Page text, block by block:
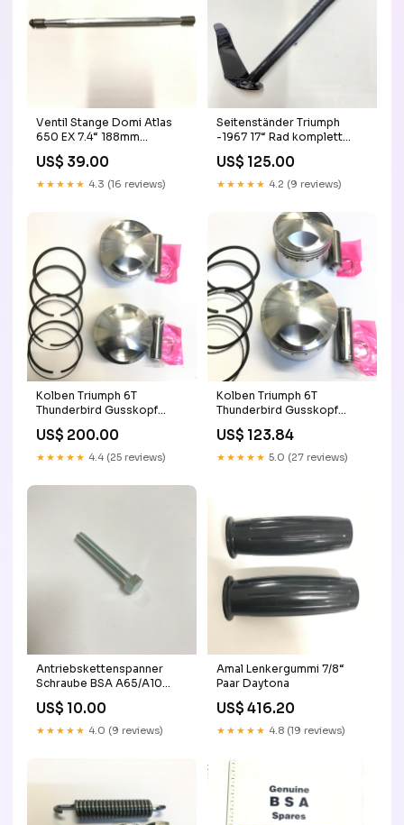
Ventil Stange Domi Atlas
650 EX 7.4“ 188mm
US$ 39.00
★★★★★ 4.3 (16 reviews)
Seitenständer Triumph
-1967 17“ Rad komplett
US$ 125.00
★★★★★ 4.2 (9 reviews)
Kolben Triumph 6T
Thunderbird Gusskopf
US$ 200.00
★★★★★ 4.4 (25 reviews)
Kolben Triumph 6T
Thunderbird Gusskopf
US$ 123.84
★★★★★ 5.0 (27 reviews)
Antriebskettenspanner
Schraube BSA A65/A10
US$ 10.00
★★★★★ 4.0 (9 reviews)
Amal Lenkergummi 7/8“
Paar Daytona
US$ 416.20
★★★★★ 4.8 (19 reviews)